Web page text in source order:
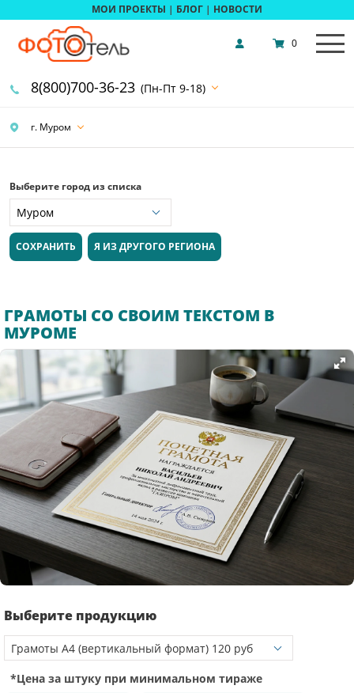
МОИ ПРОЕКТЫ | БЛОГ | НОВОСТИ
г. Муром
8(800)700-36-23 (Пн-Пт 9-18)
0
Выберите город из списка
СОХРАНИТЬ Я ИЗ ДРУГОГО РЕГИОНА
ГРАМОТЫ СО СВОИМ ТЕКСТОМ В
МУРОМЕ
Выберите продукцию
*Цена за штуку при минимальном тираже